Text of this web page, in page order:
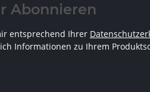
Abonnieren
entsprechend Ihrer
Informationen zu Ihrem